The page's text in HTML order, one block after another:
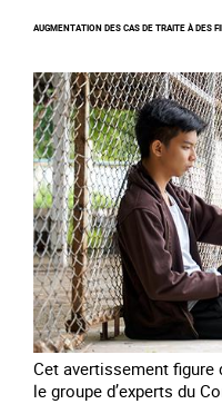
nouveaux
du
combat
contre
l’esclavage
domestique
en
France
AUGMENTATION DES CAS DE TRAITE À DES
Cet avertissement figure
le groupe d’experts du